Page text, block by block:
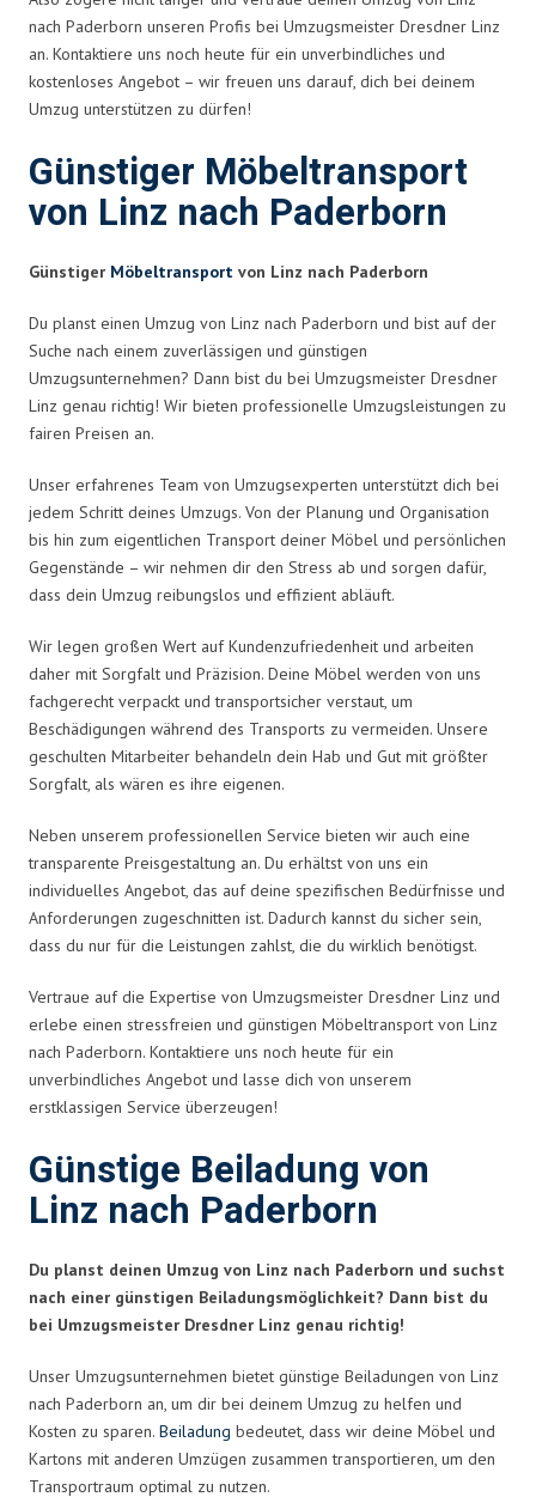
nach Paderborn unseren Profis bei Umzugsmeister Dresdner Linz
an. Kontaktiere uns noch heute für ein unverbindliches und
kostenloses Angebot – wir freuen uns darauf, dich bei deinem
Umzug unterstützen zu dürfen!
Günstiger Möbeltransport
von Linz nach Paderborn
Günstiger Möbeltransport von Linz nach Paderborn
Du planst einen Umzug von Linz nach Paderborn und bist auf der
Suche nach einem zuverlässigen und günstigen
Umzugsunternehmen? Dann bist du bei Umzugsmeister Dresdner
Linz genau richtig! Wir bieten professionelle Umzugsleistungen zu
fairen Preisen an.
Unser erfahrenes Team von Umzugsexperten unterstützt dich bei
jedem Schritt deines Umzugs. Von der Planung und Organisation
bis hin zum eigentlichen Transport deiner Möbel und persönlichen
Gegenstände – wir nehmen dir den Stress ab und sorgen dafür,
dass dein Umzug reibungslos und effizient abläuft.
Wir legen großen Wert auf Kundenzufriedenheit und arbeiten
daher mit Sorgfalt und Präzision. Deine Möbel werden von uns
fachgerecht verpackt und transportsicher verstaut, um
Beschädigungen während des Transports zu vermeiden. Unsere
geschulten Mitarbeiter behandeln dein Hab und Gut mit größter
Sorgfalt, als wären es ihre eigenen.
Neben unserem professionellen Service bieten wir auch eine
transparente Preisgestaltung an. Du erhältst von uns ein
individuelles Angebot, das auf deine spezifischen Bedürfnisse und
Anforderungen zugeschnitten ist. Dadurch kannst du sicher sein,
dass du nur für die Leistungen zahlst, die du wirklich benötigst.
Vertraue auf die Expertise von Umzugsmeister Dresdner Linz und
erlebe einen stressfreien und günstigen Möbeltransport von Linz
nach Paderborn. Kontaktiere uns noch heute für ein
unverbindliches Angebot und lasse dich von unserem
erstklassigen Service überzeugen!
Günstige Beiladung von
Linz nach Paderborn
Du planst deinen Umzug von Linz nach Paderborn und suchst
nach einer günstigen Beiladungsmöglichkeit? Dann bist du
bei Umzugsmeister Dresdner Linz genau richtig!
Unser Umzugsunternehmen bietet günstige Beiladungen von Linz
nach Paderborn an, um dir bei deinem Umzug zu helfen und
Kosten zu sparen. Beiladung bedeutet, dass wir deine Möbel und
Kartons mit anderen Umzügen zusammen transportieren, um den
Transportraum optimal zu nutzen.